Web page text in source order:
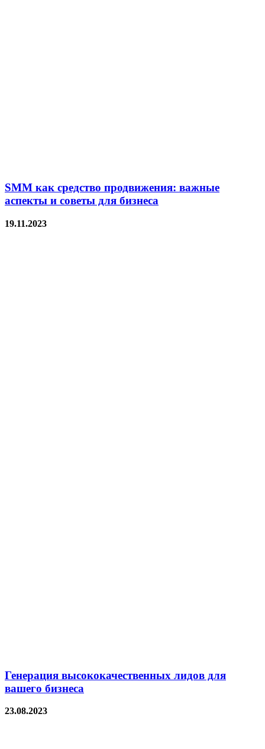
SMM как средство продвижения: важные
аспекты и советы для бизнеса
19.11.2023
Генерация высококачественных лидов для
вашего бизнеса
23.08.2023